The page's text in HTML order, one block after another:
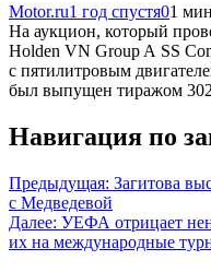
Motor.ru1 год спустя01
На аукцион, который
Holden VN Group A SS
с пятилитровым
был выпущен тиражом 302
Навигация по
Предыдущая: Загитова
с Медведевой
Далее: УЕФА отрицает
их на международные